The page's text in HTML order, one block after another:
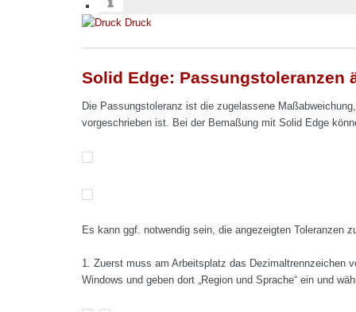
Druck
Solid Edge: Passungstoleranzen
Die Passungstoleranz ist die zugelassene
vorgeschrieben ist. Bei der Bemaßung mit Solid Edge
Es kann ggf. notwendig sein, die angezeigten Toleranzen
1. Zuerst muss am Arbeitsplatz das Dezimaltrennzeichen
Windows und geben dort „Region und Sprache“ ein und